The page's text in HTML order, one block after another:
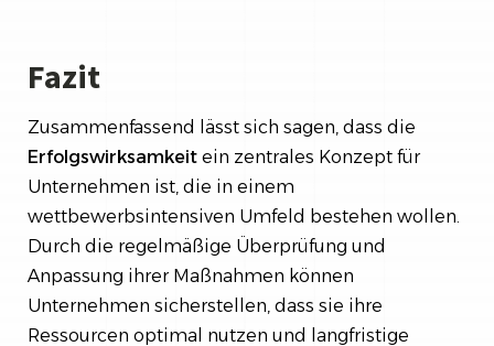
Fazit
Zusammenfassend lässt sich sagen, dass die
Erfolgswirksamkeit ein zentrales Konzept für
Unternehmen ist, die in einem
wettbewerbsintensiven Umfeld bestehen wollen.
Durch die regelmäßige Überprüfung und
Anpassung ihrer Maßnahmen können
Unternehmen sicherstellen, dass sie ihre
Ressourcen optimal nutzen und langfristige